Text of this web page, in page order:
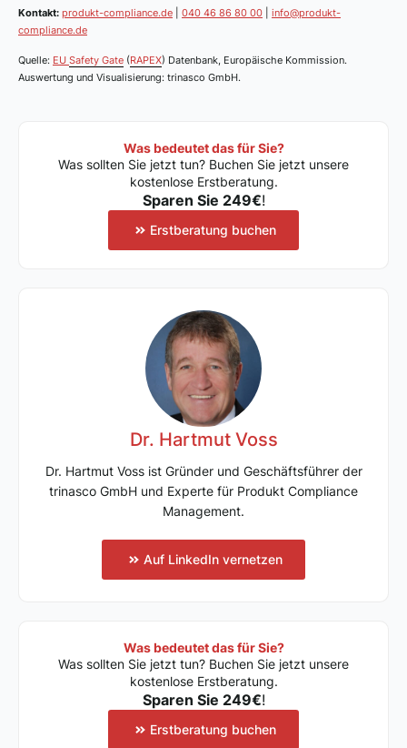
Kontakt: produkt-compliance.de 040 46 86 80 00
info@produkt-
compliance.de
Quelle: EU Safety Gate (RAPEX) Datenbank, Europäische Kommission.
Auswertung und Visualisierung: trinasco GmbH.
Was bedeutet das für Sie?
Was sollten Sie jetzt tun? Buchen Sie jetzt unsere
kostenlose Erstberatung.
Sparen Sie 249€!
Erstberatung buchen
Dr. Hartmut Voss
Dr. Hartmut Voss ist Gründer und Geschäftsführer der
trinasco GmbH und Experte für Produkt Compliance
Management.
Auf LinkedIn vernetzen
Was bedeutet das für Sie?
Was sollten Sie jetzt tun? Buchen Sie jetzt unsere
kostenlose Erstberatung.
Sparen Sie 249€!
Erstberatung buchen